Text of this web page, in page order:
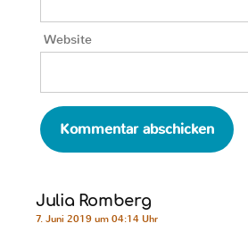
Website
Julia Romberg
7. Juni 2019 um 04:14 Uhr